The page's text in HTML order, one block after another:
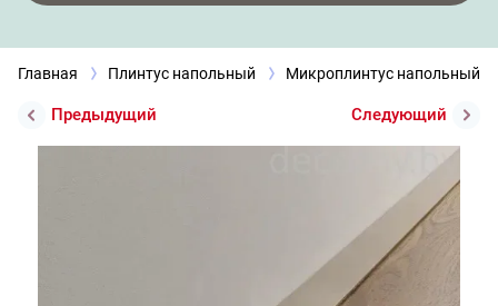
Главная Плинтус напольный Микроплинтус напольный
Предыдущий Следующий